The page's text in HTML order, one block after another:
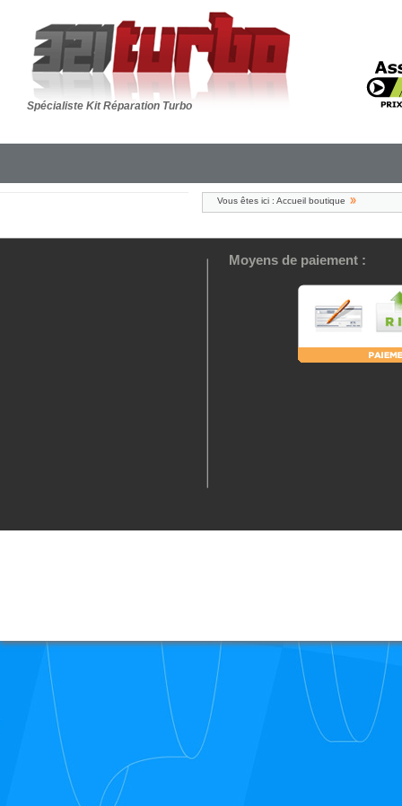
Spécialiste Kit Réparation Turbo
Vous êtes ici : Accueil boutique
Moyens de paiement :